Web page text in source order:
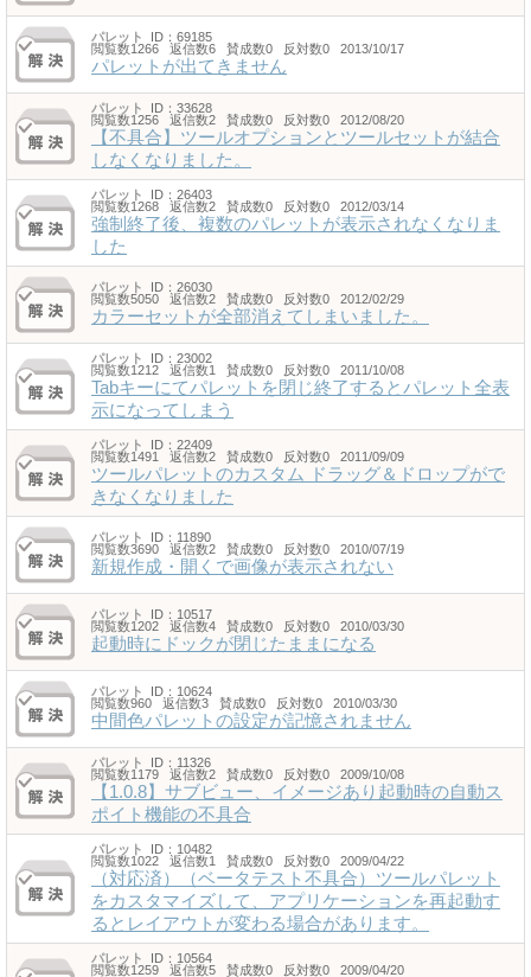
パレット
ID：69185
閲覧数1266 返信数6 賛成数0 反対数0 2013/10/17
パレットが出てきません
パレット
ID：33628
閲覧数1256 返信数2 賛成数0 反対数0 2012/08/20
【不具合】ツールオプションとツールセットが結合
しなくなりました。
パレット
ID：26403
閲覧数1268 返信数2 賛成数0 反対数0 2012/03/14
強制終了後、複数のパレットが表示されなくなりま
した
パレット
ID：26030
閲覧数5050 返信数2 賛成数0 反対数0 2012/02/29
カラーセットが全部消えてしまいました。
パレット
ID：23002
閲覧数1212 返信数1 賛成数0 反対数0 2011/10/08
Tabキーにてパレットを閉じ終了するとパレット全表
示になってしまう
パレット
ID：22409
閲覧数1491 返信数2 賛成数0 反対数0 2011/09/09
ツールパレットのカスタム ドラッグ＆ドロップがで
きなくなりました
パレット
ID：11890
閲覧数3690 返信数2 賛成数0 反対数0 2010/07/19
新規作成・開くで画像が表示されない
パレット
ID：10517
閲覧数1202 返信数4 賛成数0 反対数0 2010/03/30
起動時にドックが閉じたままになる
パレット
ID：10624
閲覧数960 返信数3 賛成数0 反対数0 2010/03/30
中間色パレットの設定が記憶されません
パレット
ID：11326
閲覧数1179 返信数2 賛成数0 反対数0 2009/10/08
【1.0.8】サブビュー、イメージあり起動時の自動ス
ポイト機能の不具合
パレット
ID：10482
閲覧数1022 返信数1 賛成数0 反対数0 2009/04/22
（対応済）（ベータテスト不具合）ツールパレット
をカスタマイズして、アプリケーションを再起動す
るとレイアウトが変わる場合があります。
パレット
ID：10564
閲覧数1259 返信数5 賛成数0 反対数0 2009/04/20